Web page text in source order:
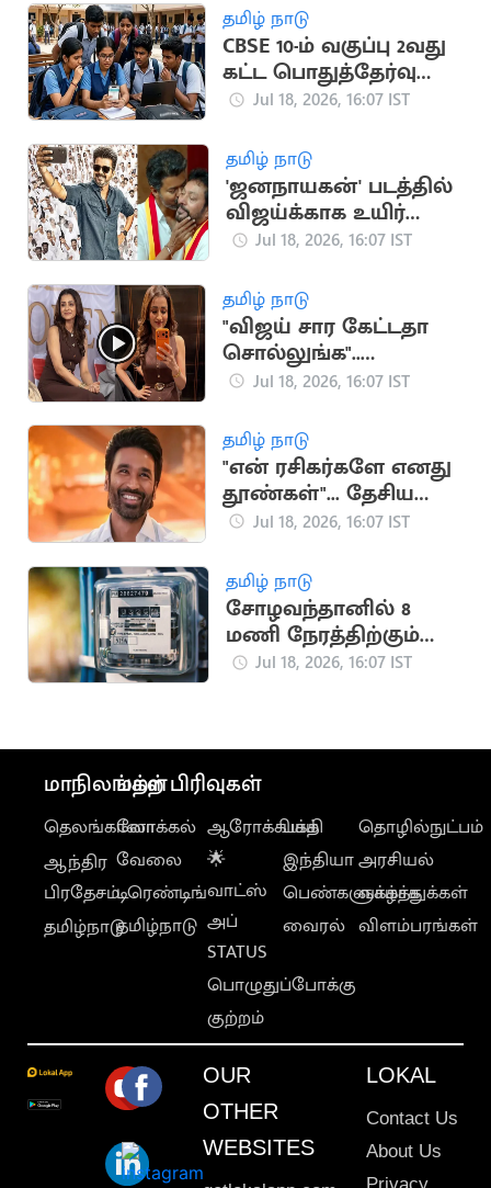
தமிழ் நாடு
CBSE 10-ம் வகுப்பு 2வது
கட்ட பொதுத்தேர்வு
முடிவுகள்
Jul 18, 2026, 16:07 IST
தமிழ் நாடு
'ஜனநாயகன்' படத்தில்
விஜய்க்காக உயிர்
கொடுக்கும் நண்பன்
ஸ்ரீநாத்
Jul 18, 2026, 16:07 IST
தமிழ் நாடு
"விஜய் சார கேட்டதா
சொல்லுங்க"..
திரிஷாவை நோக்கி
ரசிகர்கள்
Jul 18, 2026, 16:07 IST
தமிழ் நாடு
"என் ரசிகர்களே எனது
தூண்கள்"... தேசிய
விருதுக்கு தனுஷ்
Jul 18, 2026, 16:07 IST
தமிழ் நாடு
சோழவந்தானில் 8
மணி நேரத்திற்கும்
மேலாக மின்தடை..
Jul 18, 2026, 16:07 IST
மாநிலங்கள்
தெலங்கானா
ஆந்திர
பிரதேசம்
தமிழ்நாடு
மற்ற பிரிவுகள்
லோக்கல்
வேலை
டிரெண்டிங்
தமிழ்நாடு
ஆரோக்கியம்
🌟
வாட்ஸ்
அப்
STATUS
பொழுதுப்போக்கு
குற்றம்
பக்தி
இந்தியா
பெண்களுக்காக
வைரல்
தொழில்நுட்பம்
அரசியல்
வாழ்த்துக்கள்
விளம்பரங்கள்
OUR
OTHER
WEBSITES
LOKAL
Contact Us
About Us
Privacy